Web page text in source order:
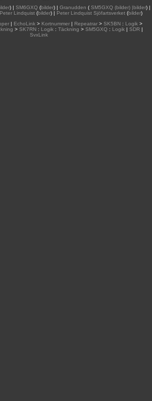
) | SM6GXQ(bilder) | Granudden (SM5GXQ (bilder) |bilder) |
Peter Lindquist (bilder) | Peter Lindquist Sjöfartsverket (bilder)
| EchoLink> Kortnummer| Repeatrar> SK5BN: Logik>
> SK7RN : Logik : Täckning > SM5GXQ : Logik | SDR |
SvxLink